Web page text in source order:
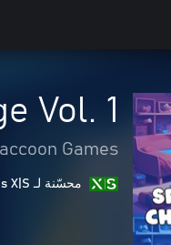
Vol. 1
Games
محسّنة لـ Xbox Series X|S